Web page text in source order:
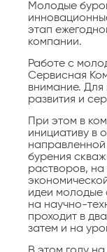
Молодые
этап
компании.
Работе с
Сервисная
внимание.
развития и
При этом в
инициативу в
бурения
растворов, на
идеи
на научно-
проходит в
затем и на